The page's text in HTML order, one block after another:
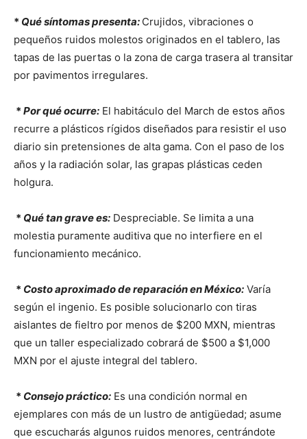
* Qué síntomas presenta: Crujidos, vibraciones o
pequeños ruidos molestos originados en el tablero, las
tapas de las puertas o la zona de carga trasera al transitar
por pavimentos irregulares.
* Por qué ocurre: El habitáculo del March de estos años
recurre a plásticos rígidos diseñados para resistir el uso
diario sin pretensiones de alta gama. Con el paso de los
años y la radiación solar, las grapas plásticas ceden
holgura.
* Qué tan grave es: Despreciable. Se limita a una
molestia puramente auditiva que no interfiere en el
funcionamiento mecánico.
* Costo aproximado de reparación en México: Varía
según el ingenio. Es posible solucionarlo con tiras
aislantes de fieltro por menos de $200 MXN, mientras
que un taller especializado cobrará de $500 a $1,000
MXN por el ajuste integral del tablero.
* Consejo práctico: Es una condición normal en
ejemplares con más de un lustro de antigüedad; asume
que escucharás algunos ruidos menores, centrándote